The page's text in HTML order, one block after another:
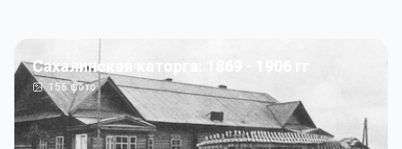
Сахалинская каторга: 1869 - 1906 гг
156фото